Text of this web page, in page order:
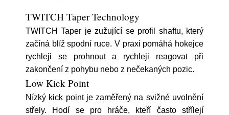
TWITCH Taper Technology
TWITCH Taper je zužující se profil shaftu, který
začíná blíž spodní ruce. V praxi pomáhá hokejce
rychleji se prohnout a rychleji reagovat při
zakončení z pohybu nebo z nečekaných pozic.
Low Kick Point
Nízký kick point je zaměřený na svižné uvolnění
střely. Hodí se pro hráče, kteří často střílejí